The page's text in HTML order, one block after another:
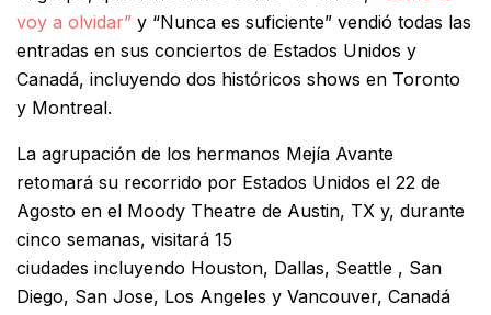
voy a olvidar” y “Nunca es suficiente” vendió todas las
entradas en sus conciertos de Estados Unidos y
Canadá, incluyendo dos históricos shows en Toronto
y Montreal.
La agrupación de los hermanos Mejía Avante
retomará su recorrido por Estados Unidos el 22 de
Agosto en el Moody Theatre de Austin, TX y, durante
cinco semanas, visitará 15
ciudades incluyendo Houston, Dallas, Seattle , San
Diego, San Jose, Los Angeles y Vancouver, Canadá